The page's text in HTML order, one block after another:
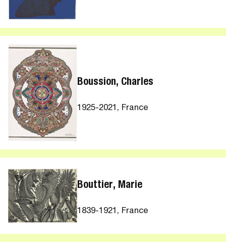
Boussion, Charles
1925-2021, France
Bouttier, Marie
1839-1921, France